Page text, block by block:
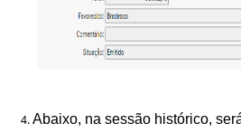
Abaixo, na sessão histórico,